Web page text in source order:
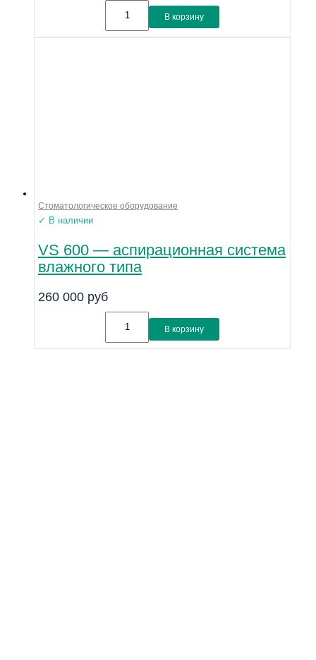
В корзину
Стоматологическое оборудование
✓ В наличии
VS 600 — аспирационная система
влажного типа
260 000 руб
В корзину